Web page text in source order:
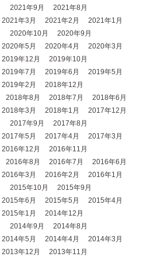
2021年9月
2021年8月
2021年3月 2021年2月
2021年1月
2020年10月
2020年9月
2020年5月 2020年4月
2020年3月
2019年12月
2019年10月
2019年7月 2019年6月
2019年5月
2019年2月
2018年12月
2018年8月 2018年7月
2018年6月
2018年3月 2018年1月
2017年12月
2017年9月
2017年8月
2017年5月 2017年4月
2017年3月
2016年12月
2016年11月
2016年8月 2016年7月
2016年6月
2016年3月 2016年2月
2016年1月
2015年10月
2015年9月
2015年6月 2015年5月
2015年4月
2015年1月
2014年12月
2014年9月
2014年8月
2014年5月 2014年4月
2014年3月
2013年12月
2013年11月